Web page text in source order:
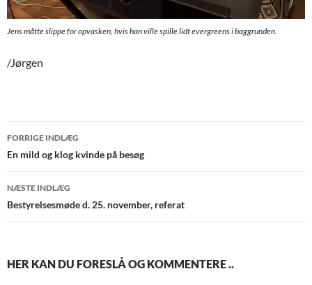
Jens måtte slippe for opvasken, hvis han ville spille lidt evergreens i baggrunden.
/Jørgen
Indlægsnavigation
FORRIGE INDLÆG
En mild og klog kvinde på besøg
NÆSTE INDLÆG
Bestyrelsesmøde d. 25. november, referat
HER KAN DU FORESLÅ OG KOMMENTERE ..